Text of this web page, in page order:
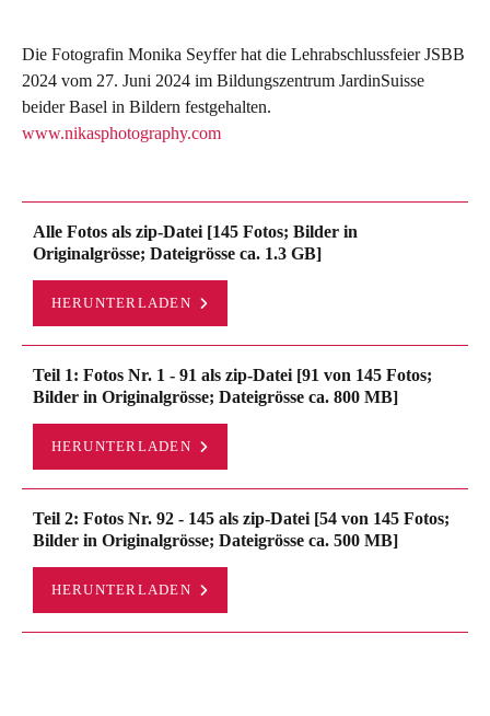
Die Fotografin Monika Seyffer hat die Lehrabschlussfeier JSBB
2024 vom 27. Juni 2024 im Bildungszentrum JardinSuisse
beider Basel in Bildern festgehalten.
www.nikasphotography.com
Alle Fotos als zip-Datei [145 Fotos; Bilder in
Originalgrösse; Dateigrösse ca. 1.3 GB]
HERUNTERLADEN
Teil 1: Fotos Nr. 1 - 91 als zip-Datei [91 von 145 Fotos;
Bilder in Originalgrösse; Dateigrösse ca. 800 MB]
HERUNTERLADEN
Teil 2: Fotos Nr. 92 - 145 als zip-Datei [54 von 145 Fotos;
Bilder in Originalgrösse; Dateigrösse ca. 500 MB]
HERUNTERLADEN